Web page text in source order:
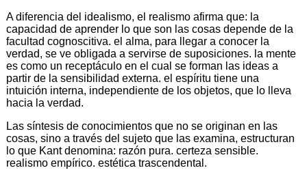
A diferencia del idealismo, el realismo afirma que: la
capacidad de aprender lo que son las cosas depende de la
facultad cognoscitiva. el alma, para llegar a conocer la
verdad, se ve obligada a servirse de suposiciones. la mente
es como un receptáculo en el cual se forman las ideas a
partir de la sensibilidad externa. el espíritu tiene una
intuición interna, independiente de los objetos, que lo lleva
hacia la verdad.
Las síntesis de conocimientos que no se originan en las
cosas, sino a través del sujeto que las examina, estructuran
lo que Kant denomina: razón pura. certeza sensible.
realismo empírico. estética trascendental.